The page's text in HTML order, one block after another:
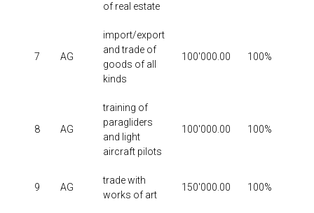
of real estate
7 AG
import/export
and trade of
goods of all
kinds
100'000.00 100%
8 AG
training of
paragliders
and light
aircraft pilots
100'000.00 100%
9 AG
trade with
works of art
150'000.00 100%